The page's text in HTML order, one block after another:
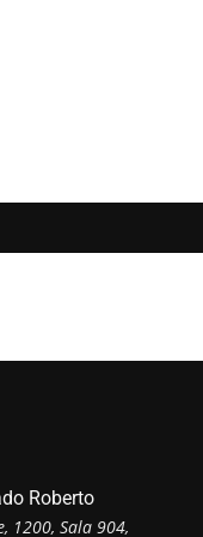
Roberto
1200, Sala 904,